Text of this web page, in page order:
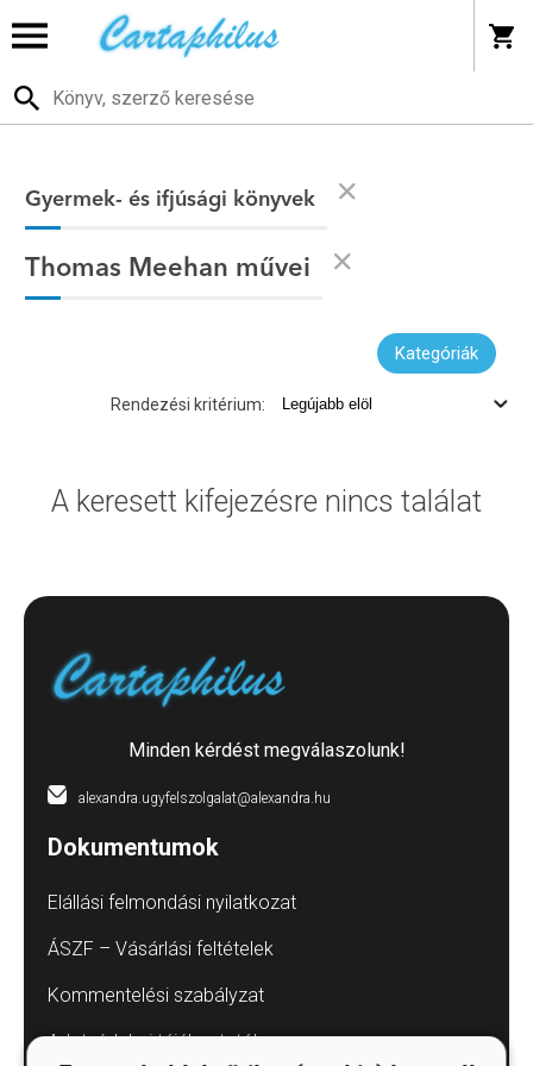
Gyermek- és ifjúsági könyvek
Thomas Meehan művei
Kategóriák
Rendezési kritérium:
A keresett kifejezésre nincs találat
Minden kérdést megválaszolunk!
alexandra.ugyfelszolgalat@alexandra.hu
Dokumentumok
Elállási felmondási nyilatkozat
ÁSZF – Vásárlási feltételek
Kommentelési szabályzat
Adatvédelmi tájékoztatók